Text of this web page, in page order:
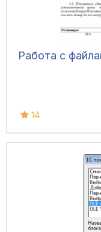
Работа с
14